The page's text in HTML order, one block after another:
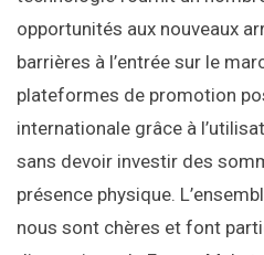
opportunités aux nouveaux
barrières à l’entrée sur le
plateformes de promotion
internationale grâce à
sans devoir investir des
présence physique.
nous sont chères et font